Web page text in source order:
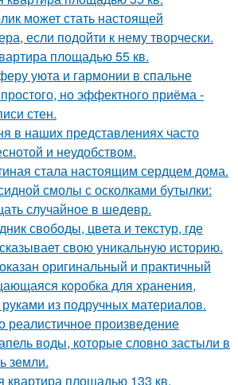
может стать настоящей
если подойти к нему творчески.
площадью 55 кв.
уюта и гармонии в спальне
но эффектного приёма -
стен.
в наших представлениях часто
и неудобством.
стала настоящим сердцем дома.
смолы с осколками бутылки:
случайное в шедевр.
свободы, цвета и текстур, где
свою уникальную историю.
оригинальный и практичный
коробка для хранения,
из подручных материалов.
реалистичное произведение
воды, которые словно застыли в
земли.
квартира площадью 133 кв.